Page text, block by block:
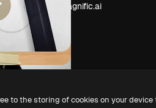
Hledáte magnific.ai
to the storing of cookies on your